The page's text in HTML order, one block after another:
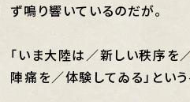
ず鳴り響いているのだが。
「いま大陸は／新しい秩序を
陣痛を／体験してゐる」とい